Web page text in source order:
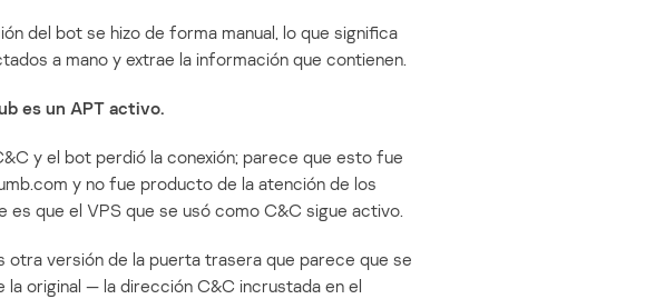
del bot se hizo de forma manual, lo que significa
a mano y extrae la información que contienen.
es un APT activo.
y el bot perdió la conexión; parece que esto fue
y no fue producto de la atención de los
que el VPS que se usó como C&C sigue activo.
otra versión de la puerta trasera que parece que se
original — la dirección C&C incrustada en el